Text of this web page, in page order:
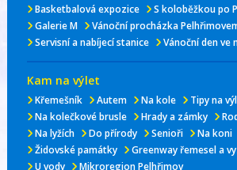
Basketbalová expozice
S koloběžkou po
Galerie M
Vánoční procházka
Servisní a nabíjecí stanice
Vánoční den ve
Kam na výlet
Křemešník Autem Na kole Tipy na
Na kolečkové brusle
Hrady a zámky
Na lyžích
Do přírody Senioři
Na koni
Židovské památky
Greenway řemesel a
U vody
Mikroregion Pelhřimov